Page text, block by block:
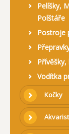
Pelíšky,
Polštáře
Postroje
Přívěšky,
Vodítka
Kočky